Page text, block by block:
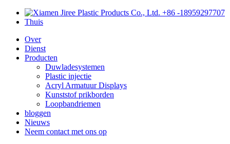
+86 -18959297707
Thuis
Over
Dienst
Producten
Duwladesystemen
Plastic injectie
Acryl Armatuur Displays
Kunststof prikborden
Loopbandriemen
bloggen
Nieuws
Neem contact met ons op